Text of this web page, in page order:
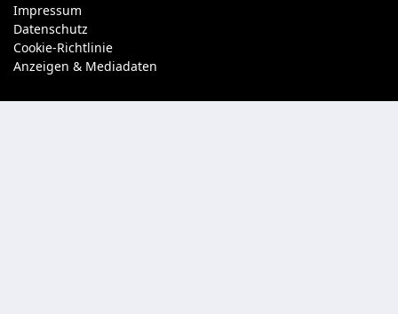
Impressum
Datenschutz
Cookie-Richtlinie
Anzeigen & Mediadaten